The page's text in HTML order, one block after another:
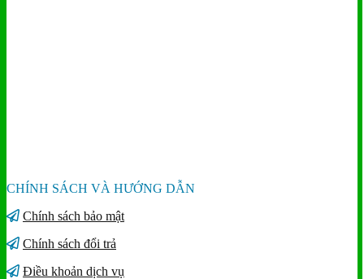
CHÍNH SÁCH VÀ HƯỚNG DẪN
Chính sách bảo mật
Chính sách đổi trả
Điều khoản dịch vụ